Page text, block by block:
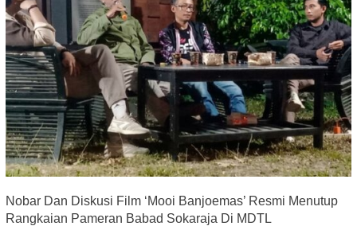
Nobar Dan Diskusi Film ‘Mooi Banjoemas’ Resmi Menutup
Rangkaian Pameran Babad Sokaraja Di MDTL